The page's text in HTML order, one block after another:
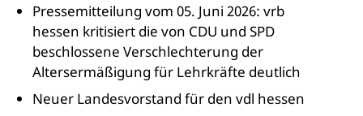
Pressemitteilung vom 05. Juni 2026: vrb
hessen kritisiert die von CDU und SPD
beschlossene Verschlechterung der
Altersermäßigung für Lehrkräfte deutlich
Neuer Landesvorstand für den vdl hessen